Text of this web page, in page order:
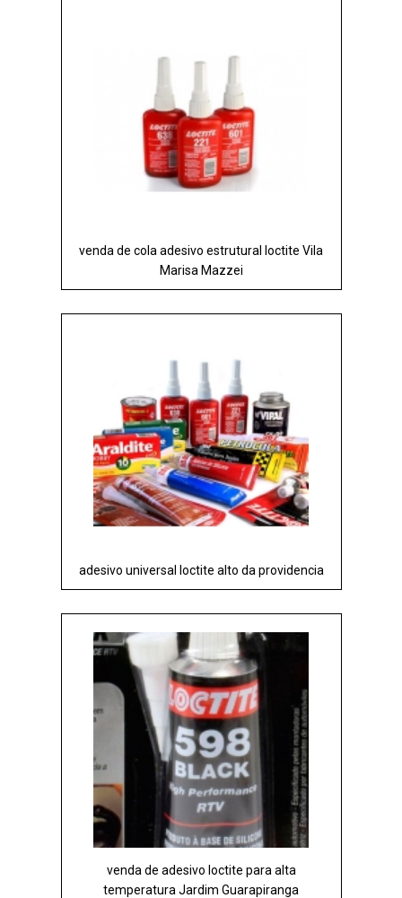
venda de cola adesivo estrutural loctite Vila
Marisa Mazzei
adesivo universal loctite alto da providencia
venda de adesivo loctite para alta
temperatura Jardim Guarapiranga